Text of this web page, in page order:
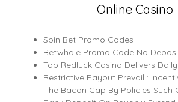
Online Casino
Spin Bet Promo Codes
Betwhale Promo Code No
Top Redluck Casino Delivers
Restrictive Payout Prevail :
The Bacon Cap By Policies Such